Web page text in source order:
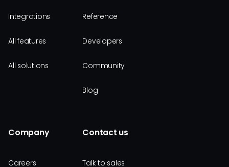
Integrations
All features
All solutions
Reference
Developers
Community
Blog
Company
Careers
Contact us
Talk to sales